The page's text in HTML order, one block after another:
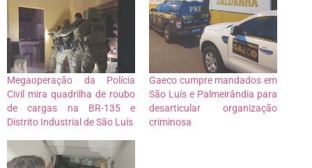
Megaoperação da Polícia
Civil mira quadrilha de roubo
de cargas na BR-135 e
Distrito Industrial de São Luís
Gaeco cumpre mandados em
São Luís e Palmeirândia para
desarticular organização
criminosa